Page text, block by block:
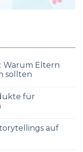
Warum Eltern
sollten
für
auf